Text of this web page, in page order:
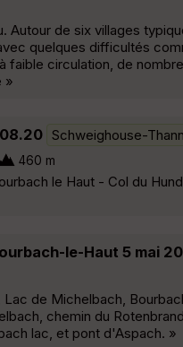
Autour de six villages
quelques difficultés
faible circulation, de
»
Schweighouse-Thann
460 m
le Haut - Col du
le-Haut 5 mai
de Michelbach,
chemin du
lac, et pont d'Aspach. »